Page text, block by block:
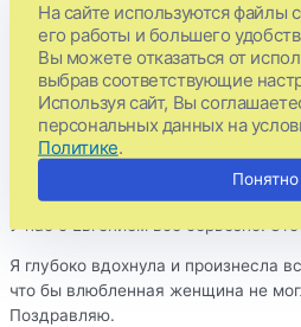
Всю неделю мы почти не
время последнего ужина. Как
одним рейсом.
Лицо Карины было счастливым и
на меня посмотрела и сказала: – я
поперхнулась глотком холодного
открытыми глазами посмотрела на
У нас с Евгением все серьезно.
Я глубоко вдохнула и произнесла
что бы влюбленная женщина не
Поздравляю.
На сайте используются файлы
его работы и большего
Вы можете отказаться от
выбрав соответствующие
Используя сайт, Вы
персональных данных на
Политике.
Понятно